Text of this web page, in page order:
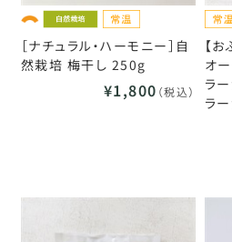
［ナチュラル・ハーモニー］自
然栽培 梅干し 250g
¥1,800 （税込）
【
オ
ラ
ラ